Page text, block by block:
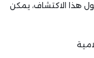
هذا الاكتشاف، يمكن